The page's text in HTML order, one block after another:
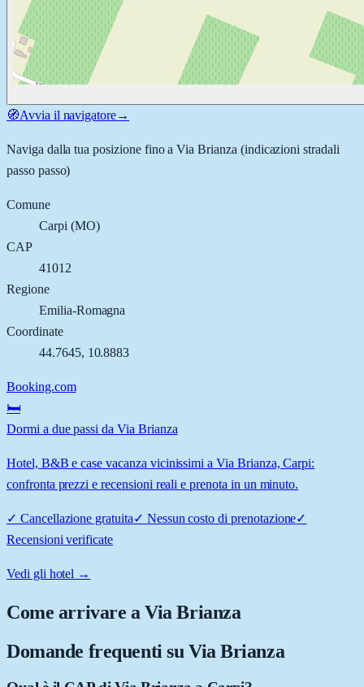
🧭Avvia il navigatore→
Naviga dalla tua posizione fino aVia Brianza (indicazioni stradali
passo passo)
Comune
Carpi (MO)
CAP
41012
Regione
Emilia-Romagna
Coordinate
44.7645, 10.8883
Booking.com
🛏️
Dormi a due passi da Via Brianza
Hotel, B&B e case vacanza vicinissimi a Via Brianza, Carpi:
confronta prezzi e recensioni reali e prenota in un minuto.
✓ Cancellazione gratuita✓ Nessun costo di prenotazione✓
Recensioni verificate
Vedi gli hotel →
Come arrivare aVia Brianza
Domande frequenti su Via Brianza